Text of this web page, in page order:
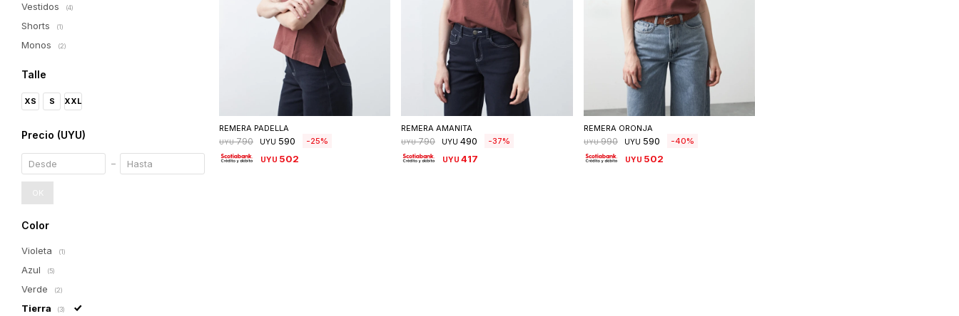
Seleccionar talle
REMERA PADELLA
UYU 790 UYU 590 25
UYU 502
Seleccionar talle
REMERA AMANITA
UYU 790 UYU 490 37
UYU 417
Seleccionar talle
REMERA ORONJA
UYU 990 UYU 590 40
UYU 502
Vestidos (4)
Shorts (1)
Monos (2)
Talle
XS S XXL
Precio (UYU)
OK
Color
Violeta (1)
Azul (5)
Verde (2)
Tierra (3)